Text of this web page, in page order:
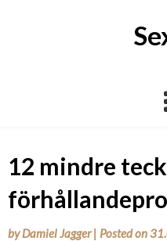
12 mindre
byDamiel Jagger | Posted on